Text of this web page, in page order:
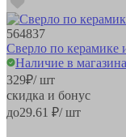
564837
Сверло по
Наличие в
329₽/ шт
скидка и бонус
до29.61 ₽/ шт